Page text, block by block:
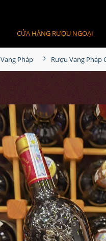
CỬA HÀNG RƯỢU NGOẠI
Vang Pháp